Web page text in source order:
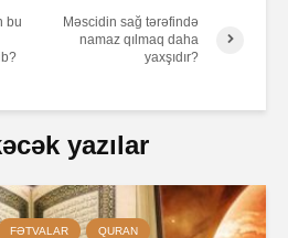
bu
Məscidin sağ tərəfində
namaz qılmaq daha
yaxşıdır?
yazılar
FƏTVALAR QURAN